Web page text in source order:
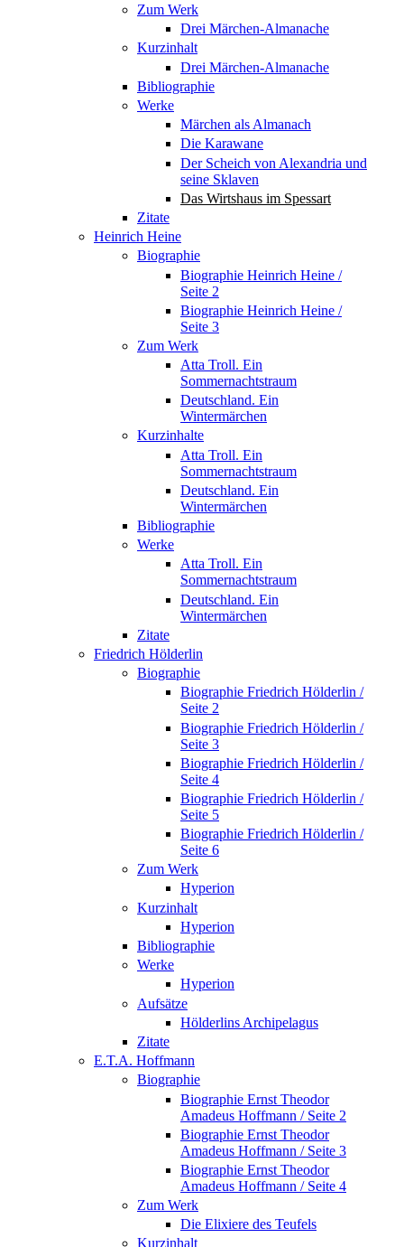
Zum Werk
Drei Märchen-Almanache
Kurzinhalt
Drei Märchen-Almanache
Bibliographie
Werke
Märchen als Almanach
Die Karawane
Der Scheich von Alexandria und
seine Sklaven
Das Wirtshaus im Spessart
Zitate
Heinrich Heine
Biographie
Biographie Heinrich Heine /
Seite 2
Biographie Heinrich Heine /
Seite 3
Zum Werk
Atta Troll. Ein
Sommernachtstraum
Deutschland. Ein
Wintermärchen
Kurzinhalte
Atta Troll. Ein
Sommernachtstraum
Deutschland. Ein
Wintermärchen
Bibliographie
Werke
Atta Troll. Ein
Sommernachtstraum
Deutschland. Ein
Wintermärchen
Zitate
Friedrich Hölderlin
Biographie
Biographie Friedrich Hölderlin /
Seite 2
Biographie Friedrich Hölderlin /
Seite 3
Biographie Friedrich Hölderlin /
Seite 4
Biographie Friedrich Hölderlin /
Seite 5
Biographie Friedrich Hölderlin /
Seite 6
Zum Werk
Hyperion
Kurzinhalt
Hyperion
Bibliographie
Werke
Hyperion
Aufsätze
Hölderlins Archipelagus
Zitate
E.T.A. Hoffmann
Biographie
Biographie Ernst Theodor
Amadeus Hoffmann / Seite 2
Biographie Ernst Theodor
Amadeus Hoffmann / Seite 3
Biographie Ernst Theodor
Amadeus Hoffmann / Seite 4
Zum Werk
Die Elixiere des Teufels
Kurzinhalt